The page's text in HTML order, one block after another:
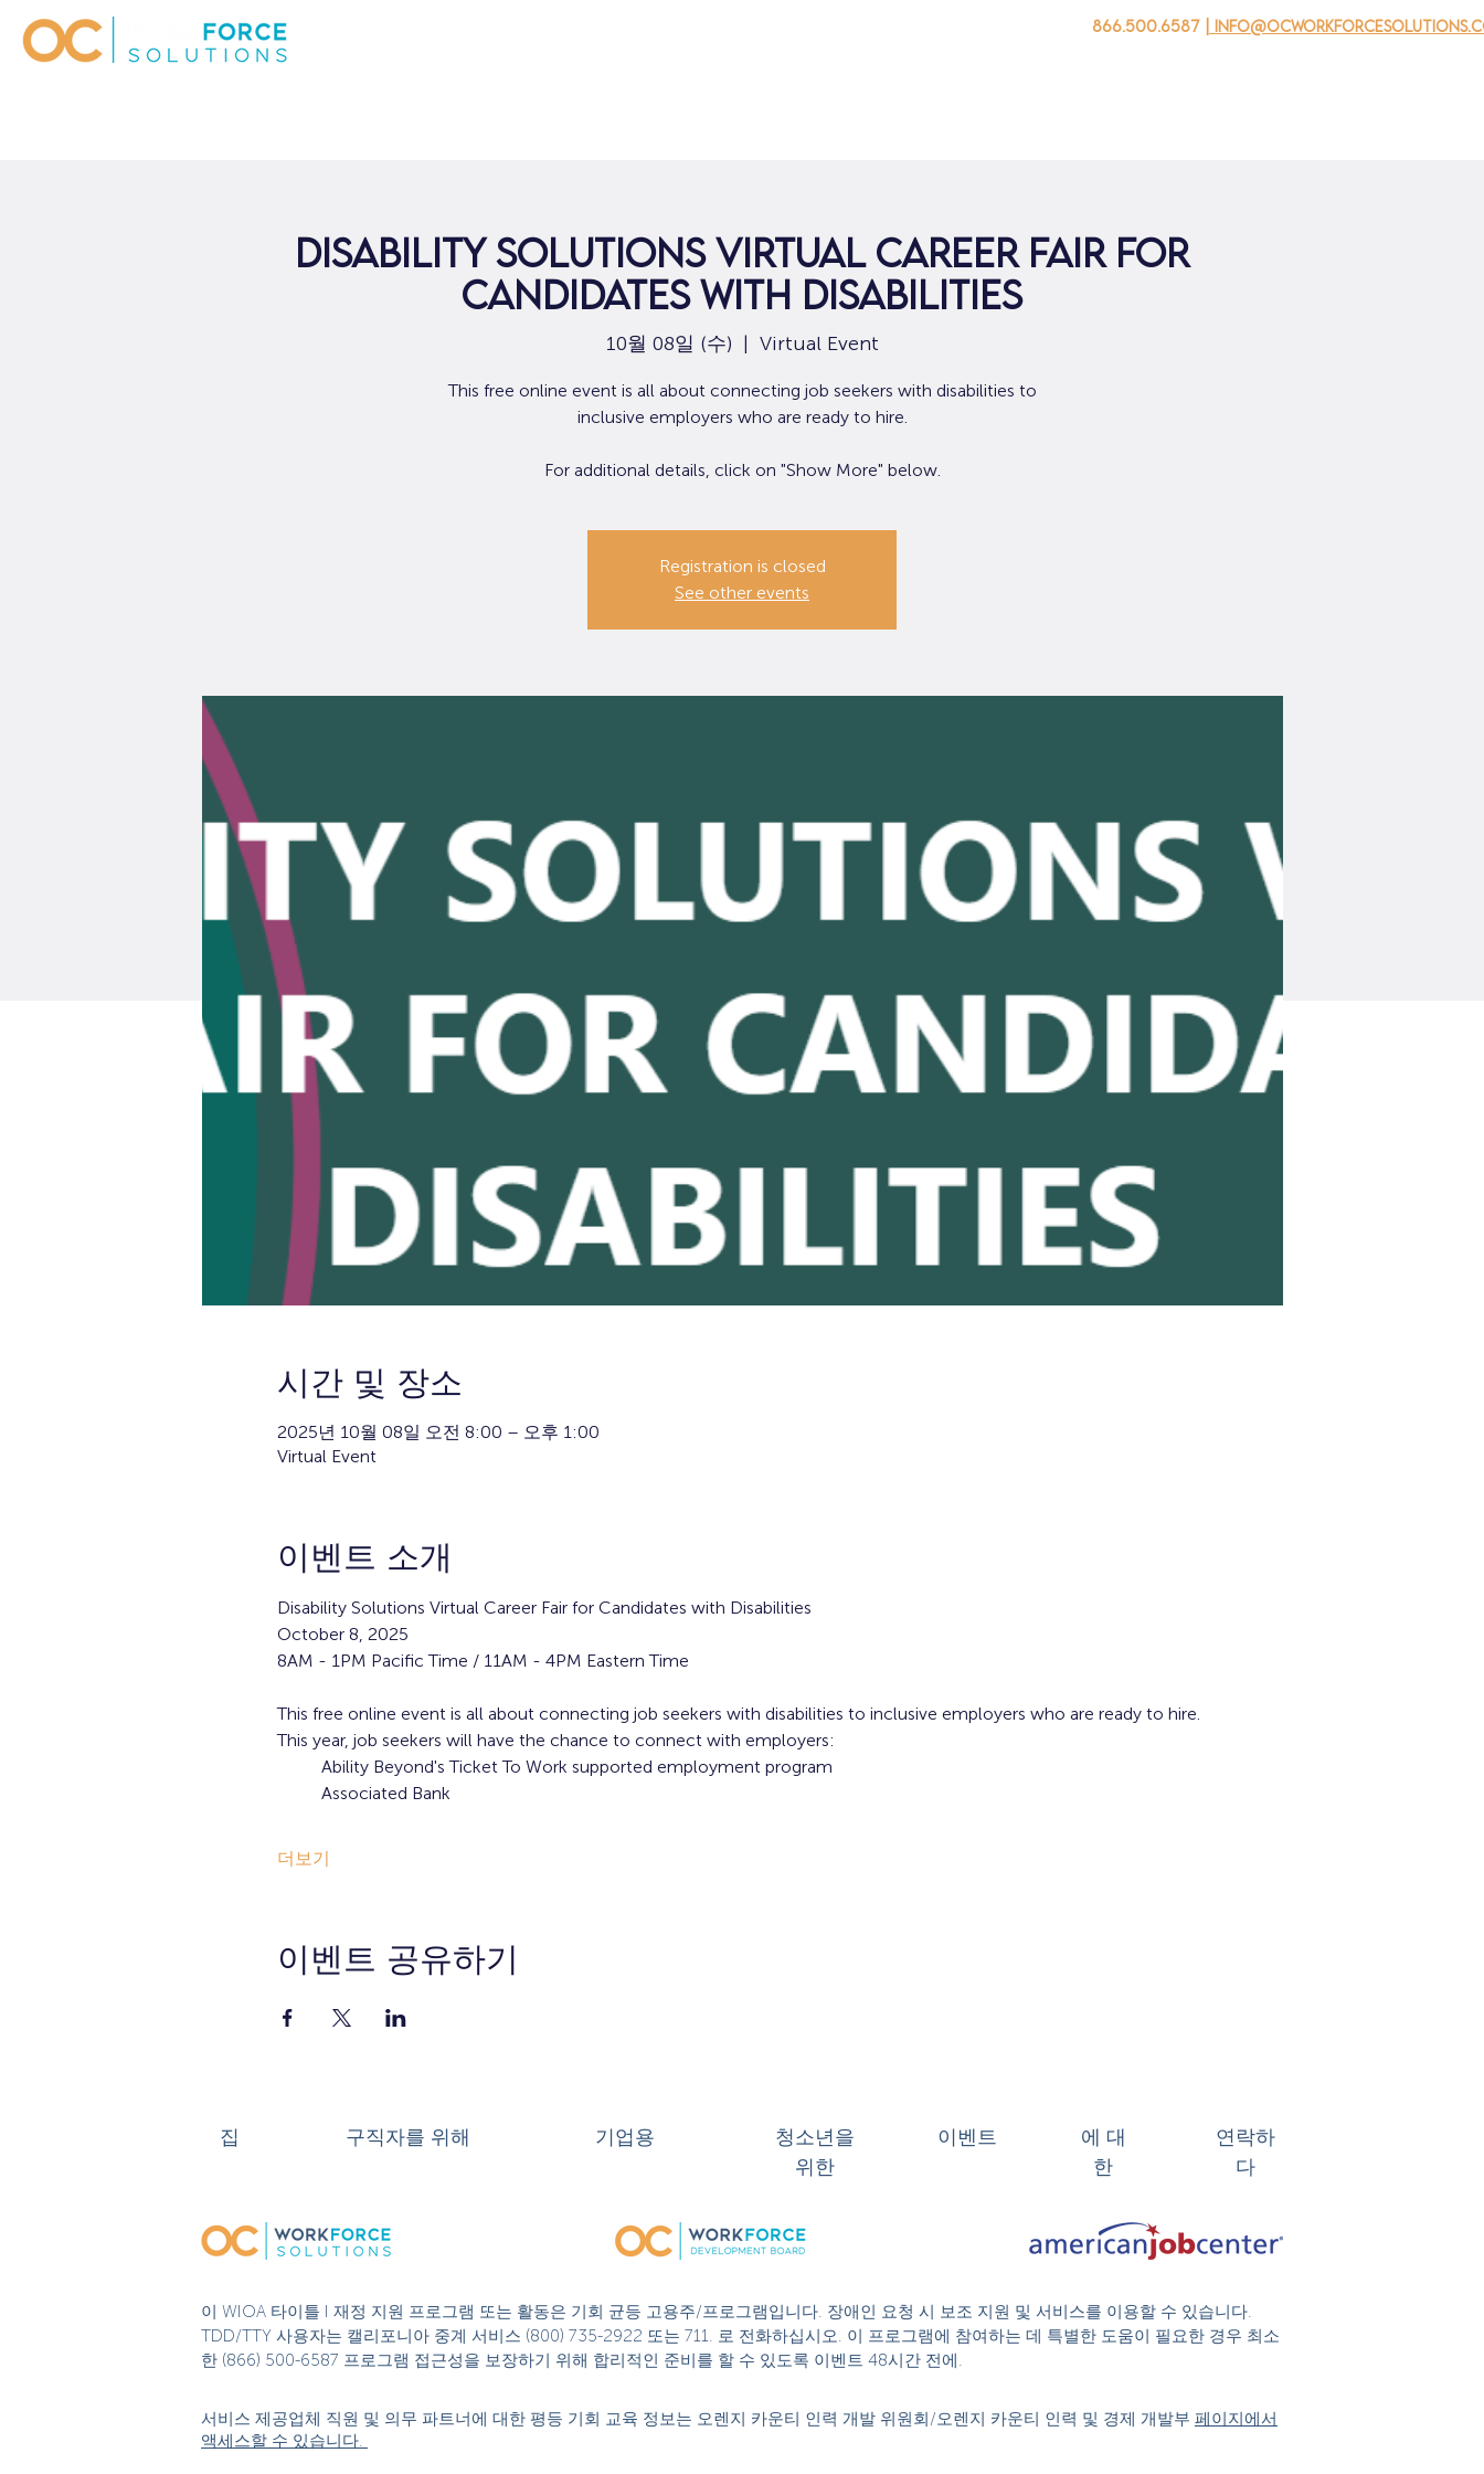
866.500.6587 |
Disability Solutions Virtual Career Fair for
Candidates with Disabilities
10월 08일 (수)
  |
Virtual Event
This free online event is all about connecting job seekers with disabilities to
inclusive employers who are ready to hire.
For additional details, click on "Show More" below.
Registration is closed
See other events
시간 및 장소
2025년 10월 08일 오전 8:00 – 오후 1:00
Virtual Event
이벤트 소개
Disability Solutions Virtual Career Fair for Candidates with Disabilities
October 8, 2025
8AM - 1PM Pacific Time / 11AM - 4PM Eastern Time
This free online event is all about connecting job seekers with disabilities to inclusive employers who are ready to hire.
This year, job seekers will have the chance to connect with employers:
Ability Beyond's Ticket To Work supported employment program
Associated Bank
더보기
이벤트 공유하기
집 구직자를 위해 기업용
청소년을
위한
이벤트
에 대
한
연락하
다
이 WIOA 타이틀 I 재정 지원 프로그램 또는 활동은 기회 균등 고용주/프로그램입니다. 장애인 요청 시 보조 지원 및 서비스를 이용할 수 있습니다.
TDD/TTY 사용자는 캘리포니아 중계 서비스 (800) 735-2922 또는 711. 로 전화하십시오. 이 프로그램에 참여하는 데 특별한 도움이 필요한 경우 최소
한 (866) 500-6587 프로그램 접근성을 보장하기 위해 합리적인 준비를 할 수 있도록 이벤트 48시간 전에.
서비스 제공업체 직원 및 의무 파트너에 대한 평등 기회 교육 정보는 오렌지 카운티 인력 개발 위원회/오렌지 카운티 인력 및 경제 개발부 페이지에서
액세스할 수 있습니다.